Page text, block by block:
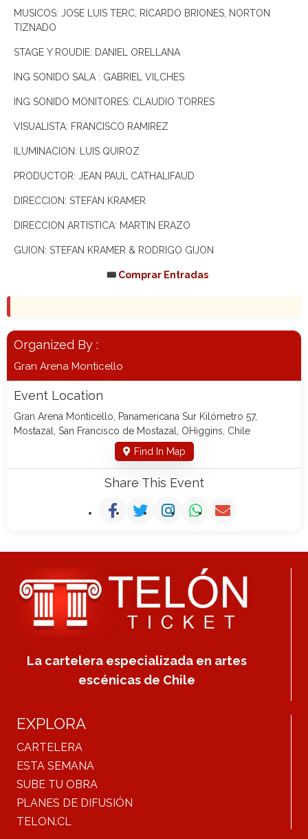
MUSICOS: JOSE LUIS TERC, RICARDO BRIONES, NORTON
TIZNADO
STAGE Y ROUDIE: DANIEL ORELLANA
ING SONIDO SALA : GABRIEL VILCHES
ING SONIDO MONITORES: CLAUDIO TORRES
VISUALISTA: FRANCISCO RAMIREZ
ILUMINACION: LUIS QUIROZ
PRODUCTOR: JEAN PAUL CATHALIFAUD
DIRECCION: STEFAN KRAMER
DIRECCION ARTISTICA: MARTIN ERAZO
GUION: STEFAN KRAMER & RODRIGO GIJON
🎟️ Comprar Entradas
Organized By :
Gran Arena Monticello
Event Location
Gran Arena Monticello, Panamericana Sur Kilómetro 57,
Mostazal, San Francisco de Mostazal, OHiggins, Chile
Find In Map
Share This Event
La cartelera especializada en artes
escénicas de Chile
EXPLORA
CARTELERA
ESTA SEMANA
SUBE TU OBRA
PLANES DE DIFUSIÓN
TELON.CL